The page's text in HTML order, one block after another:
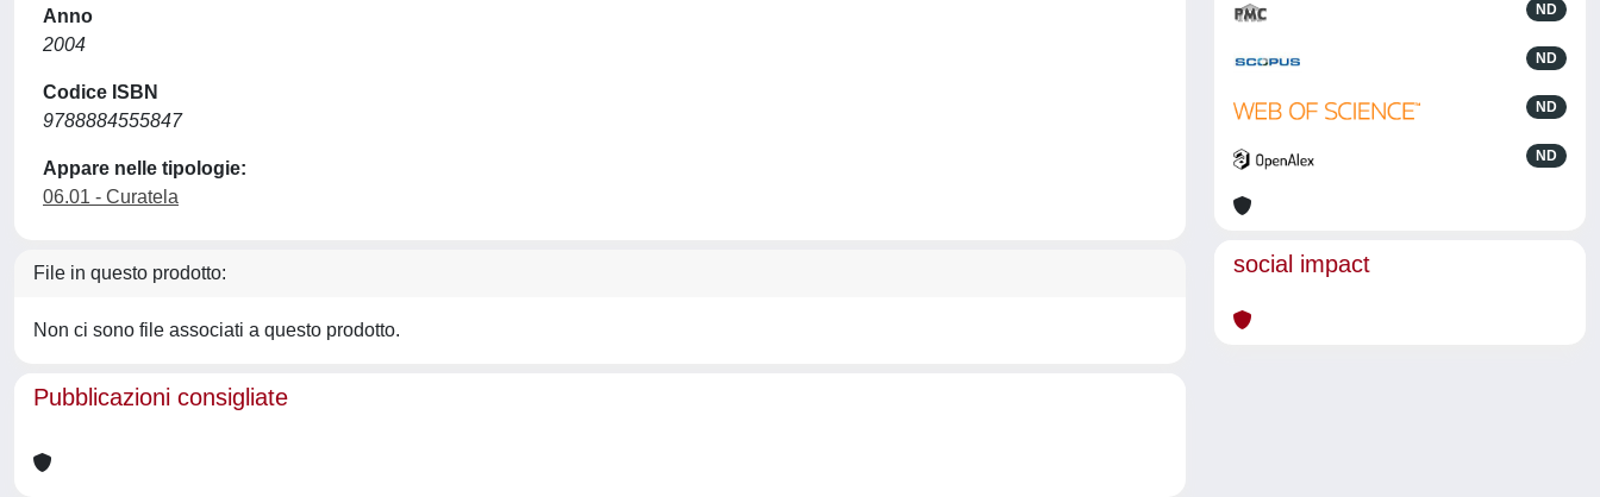
Anno
2004
Codice ISBN
9788884555847
Appare nelle tipologie:
06.01 - Curatela
File in questo prodotto:
Non ci sono file associati a questo prodotto.
Pubblicazioni consigliate
ND
ND
ND
ND
social impact